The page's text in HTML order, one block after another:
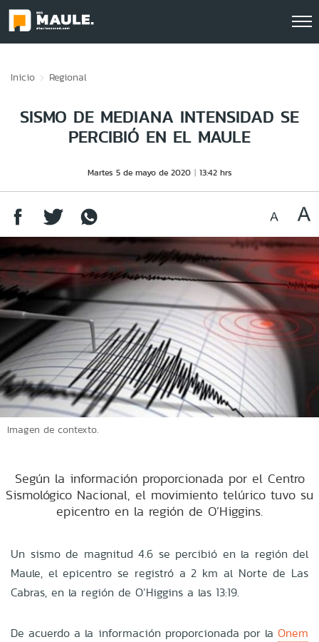
Inicio Regional
SISMO DE MEDIANA INTENSIDAD SE
PERCIBIÓ EN EL MAULE
Martes 5 de mayo de 2020 13:42 hrs
Imagen de contexto.
Según la información proporcionada por el Centro
Sismológico Nacional, el movimiento telúrico tuvo su
epicentro en la región de O’Higgins.
Un sismo de magnitud 4.6 se percibió en la región del
Maule, el epicentro se registró a 2 km al Norte de Las
Cabras, en la región de O’Higgins a las 13:19.
De acuerdo a la información proporcionada por la Onem